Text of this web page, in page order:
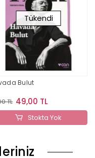
Tükendi
Bulut
TL 49,00 TL
Stokta Yok